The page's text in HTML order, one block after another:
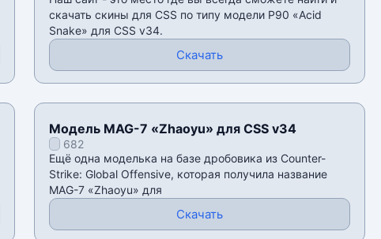
скачать скины для CSS по типу модели P90 «Acid
Snake» для CSS v34.
Скачать
Модель MAG-7 «Zhaoyu» для CSS v34
682
Ещё одна моделька на базе дробовика из Counter-
Strike: Global Offensive, которая получила название
MAG-7 «Zhaoyu» для
Скачать